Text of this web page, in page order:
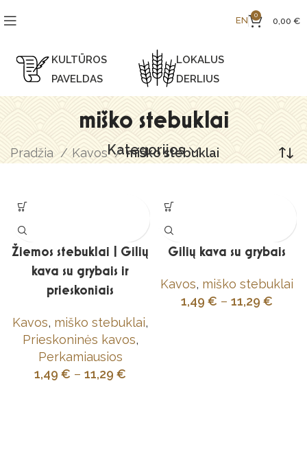
EN 0
0,00 €
KULTŪROS
PAVELDAS
LOKALUS
DERLIUS
miško stebuklai
Kategorijos
Pradžia Kavos miško stebuklai
Žiemos stebuklai | Gilių
kava su grybais ir
prieskoniais
Kavos, miško stebuklai,
Prieskoninės kavos,
Perkamiausios
1,49 € – 11,29 €
Gilių kava su grybais
Kavos, miško stebuklai
1,49 € – 11,29 €